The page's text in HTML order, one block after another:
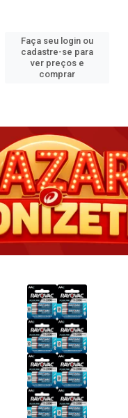
Faça seu login ou
cadastre-se para
ver preços e
comprar